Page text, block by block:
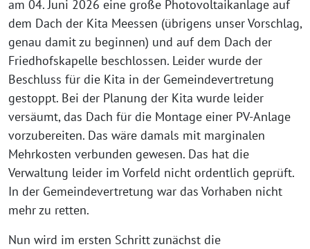
am 04. Juni 2026 eine große Photovoltaikanlage auf
dem Dach der Kita Meessen (übrigens unser Vorschlag,
genau damit zu beginnen) und auf dem Dach der
Friedhofskapelle beschlossen. Leider wurde der
Beschluss für die Kita in der Gemeindevertretung
gestoppt. Bei der Planung der Kita wurde leider
versäumt, das Dach für die Montage einer PV-Anlage
vorzubereiten. Das wäre damals mit marginalen
Mehrkosten verbunden gewesen. Das hat die
Verwaltung leider im Vorfeld nicht ordentlich geprüft.
In der Gemeindevertretung war das Vorhaben nicht
mehr zu retten.
Nun wird im ersten Schritt zunächst die